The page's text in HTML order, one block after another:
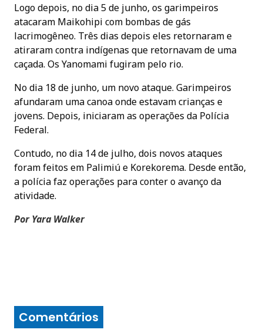
Logo depois, no dia 5 de junho, os garimpeiros
atacaram Maikohipi com bombas de gás
lacrimogêneo. Três dias depois eles retornaram e
atiraram contra indígenas que retornavam de uma
caçada. Os Yanomami fugiram pelo rio.
No dia 18 de junho, um novo ataque. Garimpeiros
afundaram uma canoa onde estavam crianças e
jovens. Depois, iniciaram as operações da Polícia
Federal.
Contudo, no dia 14 de julho, dois novos ataques
foram feitos em Palimiú e Korekorema. Desde então,
a polícia faz operações para conter o avanço da
atividade.
Por Yara Walker
Comentários